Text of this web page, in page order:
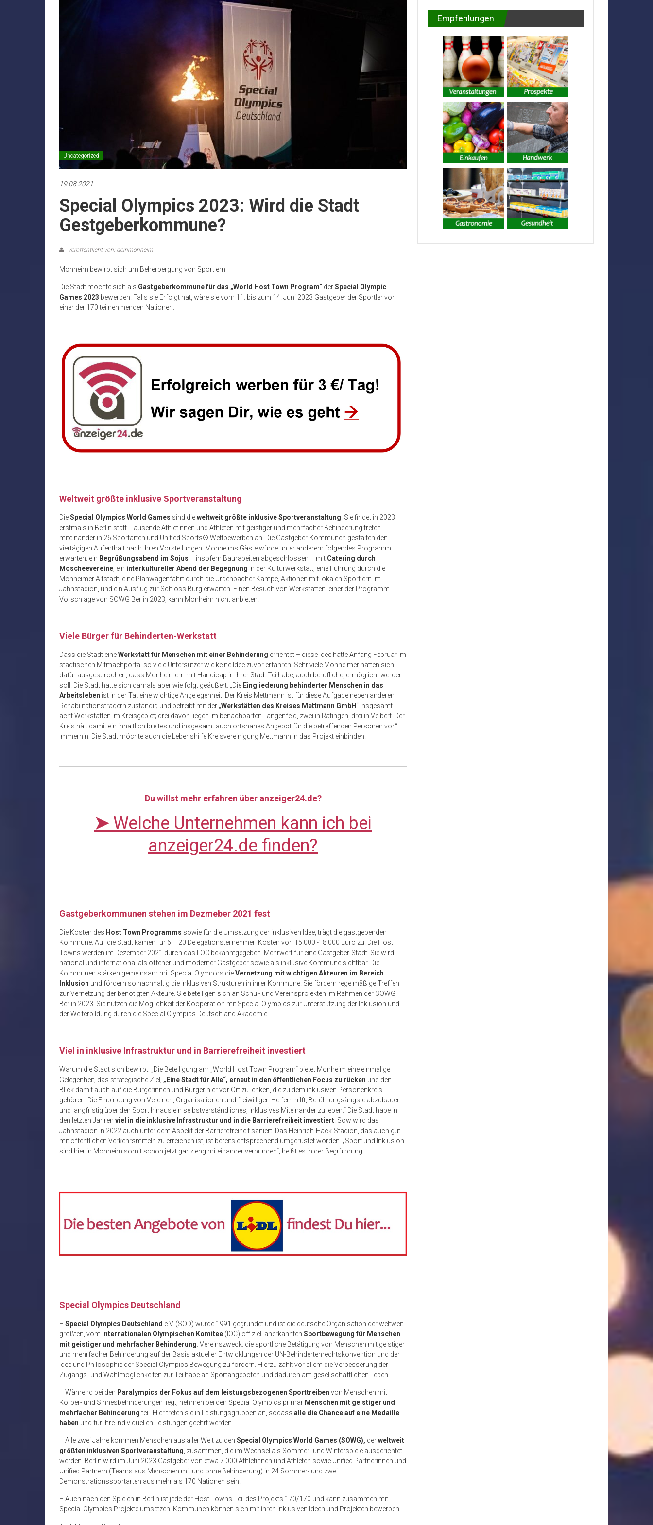
Uncategorized
19.08.2021
Special Olympics 2023: Wird die Stadt
Gestgeberkommune?
Veröffentlicht von: deinmonheim
Monheim bewirbt sich um Beherbergung von Sportlern
Die Stadt möchte sich als Gastgeberkommune für das „World Host Town Program“ derSpecial Olympic
Games 2023 bewerben. Falls sie Erfolgt hat, wäre sie vom 11. bis zum 14. Juni 2023 Gastgeber der Sportler von
einer der 170 teilnehmenden Nationen.
Weltweit größte inklusive Sportveranstaltung
DieSpecial Olympics World Games sind dieweltweit größte inklusive Sportveranstaltung . Sie findet in 2023
erstmals in Berlin statt. Tausende Athletinnen und Athleten mit geistiger und mehrfacher Behinderung treten
miteinander in 26 Sportarten und Unified Sports® Wettbewerben an. Die Gastgeber-Kommunen gestalten den
viertägigen Aufenthalt nach ihren Vorstellungen. Monheims Gäste würde unter anderem folgendes Programm
erwarten: ein Begrüßungsabend im Sojus – insofern Baurabeiten abgeschlossen – mit Catering durch
Moscheevereine , ein interkultureller Abend der Begegnung in der Kulturwerkstatt, eine Führung durch die
Monheimer Altstadt, eine Planwagenfahrt durch die Urdenbacher Kämpe, Aktionen mit lokalen Sportlern im
Jahnstadion, und ein Ausflug zur Schloss Burg erwarten. Einen Besuch von Werkstätten, einer der Programm-
Vorschläge von SOWG Berlin 2023, kann Monheim nicht anbieten.
Viele Bürger für Behinderten-Werkstatt
Dass die Stadt eineWerkstatt für Menschen mit einer Behinderung errichtet – diese Idee hatte Anfang Februar im
städtischen Mitmachportal so viele Untersützer wie keine Idee zuvor erfahren. Sehr viele Monheimer hatten sich
dafür ausgesprochen, dass Monheimern mit Handicap in ihrer Stadt Teilhabe, auch berufliche, ermöglicht werden
soll. Die Stadt hatte sich damals aber wie folgt geäußert: „Die Eingliederung behinderter Menschen in das
Arbeitsleben ist in der Tat eine wichtige Angelegenheit. Der Kreis Mettmann ist für diese Aufgabe neben anderen
Rehabilitationsträgern zuständig und betreibt mit der „Werkstätten des Kreises Mettmann GmbH “ insgesamt
acht Werkstätten im Kreisgebiet; drei davon liegen im benachbarten Langenfeld, zwei in Ratingen, drei in Velbert. Der
Kreis hält damit ein inhaltlich breites und insgesamt auch ortsnahes Angebot für die betreffenden Personen vor.“
Immerhin: Die Stadt möchte auch die Lebenshilfe Kreisvereinigung Mettmann in das Projekt einbinden.
Du willst mehr erfahren über anzeiger24.de?
➤ Welche Unternehmen kann ich bei
anzeiger24.de finden?
Gastgeberkommunen stehen im Dezmeber 2021 fest
Die Kosten des Host Town Programms sowie für die Umsetzung der inklusiven Idee, trägt die gastgebenden
Kommune. Auf die Stadt kämen für 6 – 20 Delegationsteilnehmer Kosten von 15.000 -18.000 Euro zu. Die Host
Towns werden im Dezember 2021 durch das LOC bekanntgegeben. Mehrwert für eine Gastgeber-Stadt: Sie wird
national und international als offener und moderner Gastgeber sowie als inklusive Kommune sichtbar. Die
Kommunen stärken gemeinsam mit Special Olympics dieVernetzung mit wichtigen Akteuren im Bereich
Inklusion und fördern so nachhaltig die inklusiven Strukturen in ihrer Kommune. Sie fördern regelmäßige Treffen
zur Vernetzung der benötigten Akteure. Sie beteiligen sich an Schul- und Vereinsprojekten im Rahmen der SOWG
Berlin 2023. Sie nutzen die Möglichkeit der Kooperation mit Special Olympics zur Unterstützung der Inklusion und
der Weiterbildung durch die Special Olympics Deutschland Akademie.
Viel in inklusive Infrastruktur und in Barrierefreiheit investiert
Warum die Stadt sich bewirbt: „Die Beteiligung am „World Host Town Program“ bietet Monheim eine einmalige
Gelegenheit, das strategische Ziel, „Eine Stadt für Alle“, erneut in den öffentlichen Focus zu rücken und den
Blick damit auch auf die Bürgerinnen und Bürger hier vor Ort zu lenken, die zu dem inklusiven Personenkreis
gehören. Die Einbindung von Vereinen, Organisationen und freiwilligen Helfern hilft, Berührungsängste abzubauen
und langfristig über den Sport hinaus ein selbstverständliches, inklusives Miteinander zu leben.“ Die Stadt habe in
den letzten Jahren viel in die inklusive Infrastruktur und in die Barrierefreiheit investiert . Sow wird das
Jahnstadion in 2022 auch unter dem Aspekt der Barrierefreiheit saniert. Das Heinrich-Häck-Stadion, das auch gut
mit öffentlichen Verkehrsmitteln zu erreichen ist, ist bereits entsprechend umgerüstet worden. „Sport und Inklusion
sind hier in Monheim somit schon jetzt ganz eng miteinander verbunden“, heißt es in der Begründung.
Special Olympics Deutschland
– Special Olympics Deutschland e.V. (SOD) wurde 1991 gegründet und ist die deutsche Organisation der weltweit
größten, vom Internationalen Olympischen Komitee (IOC) offiziell anerkannten Sportbewegung für Menschen
mit geistiger und mehrfacher Behinderung. Vereinszweck: die sportliche Betätigung von Menschen mit geistiger
und mehrfacher Behinderung auf der Basis aktueller Entwicklungen der UN-Behindertenrechtskonvention und der
Idee und Philosophie der Special Olympics Bewegung zu fördern. Hierzu zählt vor allem die Verbesserung der
Zugangs- und Wahlmöglichkeiten zur Teilhabe an Sportangeboten und dadurch am gesellschaftlichen Leben.
– Während bei den Paralympics der Fokus auf dem leistungsbezogenen Sporttreiben von Menschen mit
Körper- und Sinnesbehinderungen liegt, nehmen bei den Special Olympics primär Menschen mit geistiger und
mehrfacher Behinderungteil. Hier treten sie in Leistungsgruppen an, sodass alle die Chance auf eine Medaille
haben und für ihre individuellen Leistungen geehrt werden.
– Alle zwei Jahre kommen Menschen aus aller Welt zu den Special Olympics World Games (SOWG), derweltweit
größten inklusiven Sportveranstaltung, zusammen, die im Wechsel als Sommer- und Winterspiele ausgerichtet
werden. Berlin wird im Juni 2023 Gastgeber von etwa 7.000 Athletinnen und Athleten sowie Unified Partnerinnen und
Unified Partnern (Teams aus Menschen mit und ohne Behinderung) in 24 Sommer- und zwei
Demonstrationssportarten aus mehr als 170 Nationen sein.
– Auch nach den Spielen in Berlin ist jede der Host Towns Teil des Projekts 170/170 und kann zusammen mit
Special Olympics Projekte umsetzen. Kommunen können sich mit ihren inklusiven Ideen und Projekten bewerben.
Empfehlungen